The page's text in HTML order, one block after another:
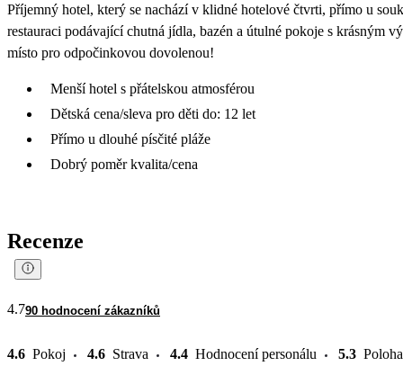
Příjemný hotel, který se nachází v klidné hotelové čtvrti, přímo u
restauraci podávající chutná jídla, bazén a útulné pokoje s krásným
místo pro odpočinkovou dovolenou!
Menší hotel s přátelskou atmosférou
Dětská cena/sleva pro děti do: 12 let
Přímo u dlouhé písčité pláže
Dobrý poměr kvalita/cena
Recenze
4.790 hodnocení zákazníků
4.6 Pokoj 4.6 Strava 4.4 Hodnocení personálu 5.3 Poloha